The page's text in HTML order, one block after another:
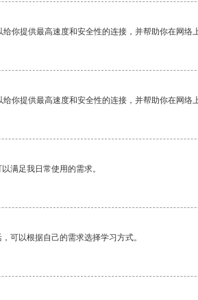
你提供最高速度和安全性的连接，并帮助你在网络
你提供最高速度和安全性的连接，并帮助你在网络
满足我日常使用的需求。
可以根据自己的需求选择学习方式。